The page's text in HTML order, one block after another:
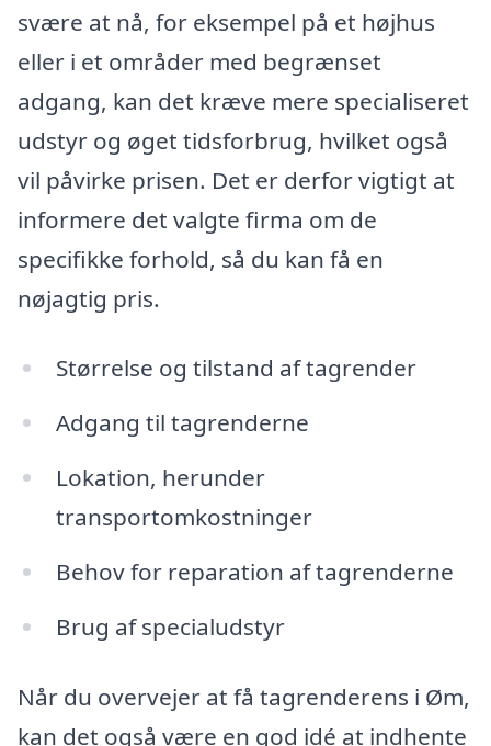
svære at nå, for eksempel på et højhus
eller i et områder med begrænset
adgang, kan det kræve mere specialiseret
udstyr og øget tidsforbrug, hvilket også
vil påvirke prisen. Det er derfor vigtigt at
informere det valgte firma om de
specifikke forhold, så du kan få en
nøjagtig pris.
Størrelse og tilstand af tagrender
Adgang til tagrenderne
Lokation, herunder
transportomkostninger
Behov for reparation af tagrenderne
Brug af specialudstyr
Når du overvejer at få tagrenderens i Øm,
kan det også være en god idé at indhente